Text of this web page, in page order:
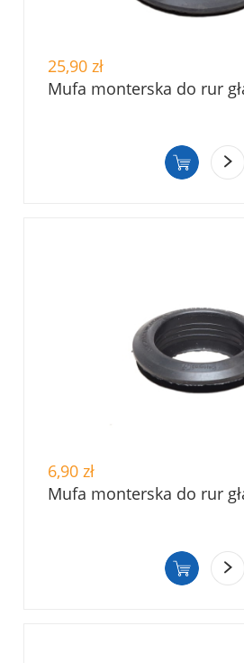
25,90 zł
Mufa monterska do rur
6,90 zł
Mufa monterska do rur